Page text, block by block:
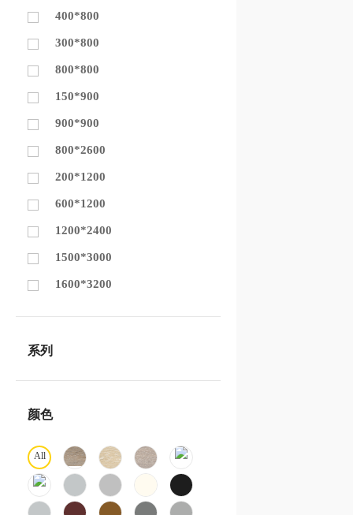
400*800
300*800
800*800
150*900
900*900
800*2600
200*1200
600*1200
1200*2400
1500*3000
1600*3200
系列
颜色
All